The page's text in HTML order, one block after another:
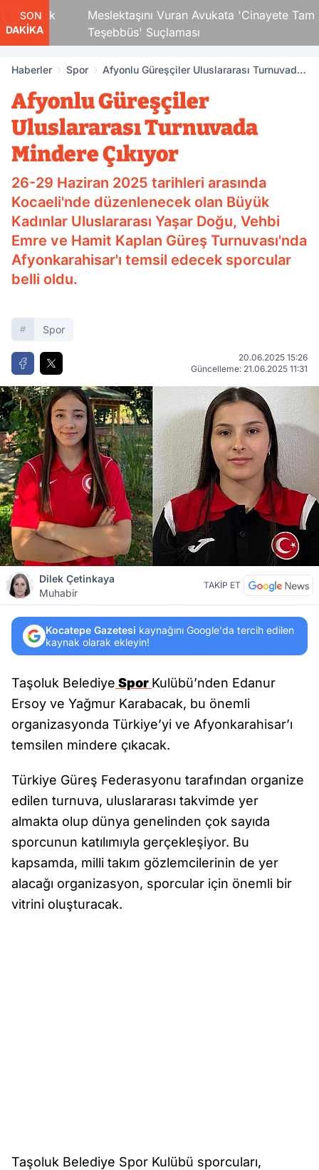
SON
DAKİKA
Meslektaşını Vuran Avukata 'Cinayete Tam
Teşebbüs' Suçlaması
Haberler Spor
Afyonlu Güreşçiler Uluslararası Turnuvada
Afyonlu Güreşçiler
Uluslararası Turnuvada
Mindere Çıkıyor
26-29 Haziran 2025 tarihleri arasında
Kocaeli'nde düzenlenecek olan Büyük
Kadınlar Uluslararası Yaşar Doğu, Vehbi
Emre ve Hamit Kaplan Güreş Turnuvası'nda
Afyonkarahisar'ı temsil edecek sporcular
belli oldu.
Spor
20.06.2025 15:26
Güncelleme: 21.06.2025 11:31
Dilek Çetinkaya
Muhabir
TAKİP ET
Kocatepe Gazetesi kaynağını Google'da tercih edilen
kaynak olarak ekleyin!
Taşoluk Belediye Spor Kulübü’nden Edanur
Ersoy ve Yağmur Karabacak, bu önemli
organizasyonda Türkiye’yi ve Afyonkarahisar’ı
temsilen mindere çıkacak.
Türkiye Güreş Federasyonu tarafından organize
edilen turnuva, uluslararası takvimde yer
almakta olup dünya genelinden çok sayıda
sporcunun katılımıyla gerçekleşiyor. Bu
kapsamda, milli takım gözlemcilerinin de yer
alacağı organizasyon, sporcular için önemli bir
vitrini oluşturacak.
Taşoluk Belediye Spor Kulübü sporcuları,